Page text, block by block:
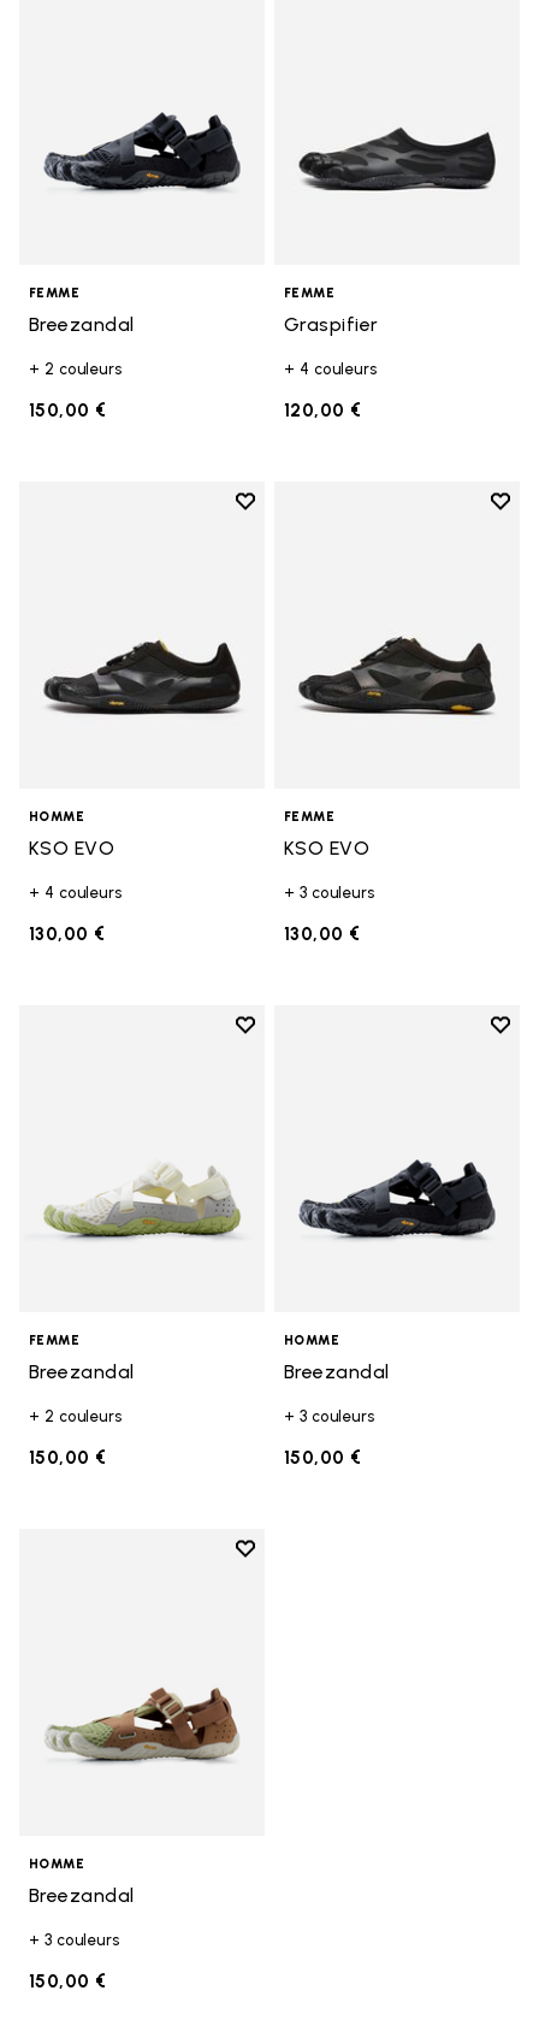
FEMME
Breezandal
+ 2 couleurs
150,00 €
FEMME
Graspifier
+ 4 couleurs
120,00 €
Add to wishlist
HOMME
KSO EVO
+ 4 couleurs
130,00 €
Add
FEMME
KSO EVO
+ 3 couleurs
130,00 €
Add to wishlist
FEMME
Breezandal
+ 2 couleurs
150,00 €
Add
HOMME
Breezandal
+ 3 couleurs
150,00 €
Add to wishlist
HOMME
Breezandal
+ 3 couleurs
150,00 €